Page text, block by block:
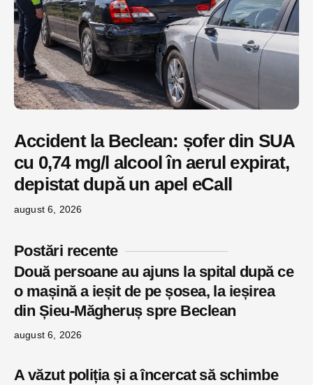
Accident la Beclean: șofer din SUA
cu 0,74 mg/l alcool în aerul expirat,
depistat după un apel eCall
august 6, 2026
Postări recente
Două persoane au ajuns la spital după ce
o mașină a ieșit de pe șosea, la ieșirea
din Șieu-Măgheruș spre Beclean
august 6, 2026
A văzut poliția și a încercat să schimbe